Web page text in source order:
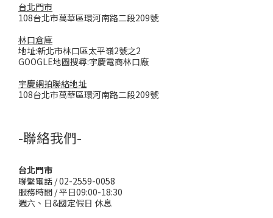
台北門市
108台北市萬華區環河南路二段209號
林口倉庫
地址:新北市林口區太平嶺2號之2
GOOGLE地圖搜尋:宇慶電商林口廠
宇慶網拍聯絡地址
108台北市萬華區環河南路二段209號
-聯絡我們-
台北門市
聯繫電話 / 02-2559-0058
服務時間 / 平日09:00-18:30
週六、日&國定假日 休息